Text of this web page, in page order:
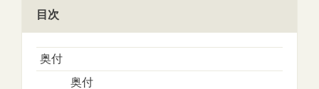
目次
奥付
奥付